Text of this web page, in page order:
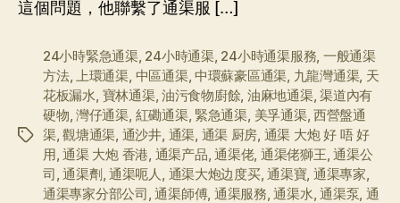
這個問題，他聯繫了通渠服 […]
标
24小時緊急通渠, 24小時通渠, 24小時通渠服務, 一般通渠
方法, 上環通渠, 中區通渠, 中環蘇豪區通渠, 九龍灣通渠, 天
花板漏水, 寶林通渠, 油污食物廚餘, 油麻地通渠,渠道內有
硬物, 灣仔通渠, 紅磡通渠, 緊急通渠, 美孚通渠, 西營盤通
渠,觀塘通渠, 通沙井, 通渠, 通渠 厨房, 通渠 大炮 好 唔 好
用,通渠 大炮 香港, 通渠产品,通渠佬, 通渠佬獅王,通渠公
司,通渠劑, 通渠呃人, 通渠大炮边度买,通渠寶, 通渠專家,
通渠專家分部公司,通渠師傅, 通渠服務,通渠水,通渠泵, 通